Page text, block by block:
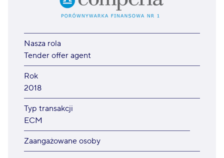
Nasza rola
Tender offer agent
Rok
2018
Typ transakcji
ECM
Zaangażowane osoby